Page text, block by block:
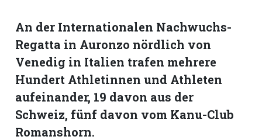
An der Internationalen Nachwuchs-
Regatta in Auronzo nördlich von
Venedig in Italien trafen mehrere
Hundert Athletinnen und Athleten
aufeinander, 19 davon aus der
Schweiz, fünf davon vom Kanu-Club
Romanshorn.